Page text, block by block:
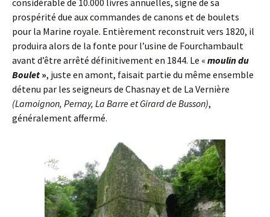
considérable de 10.000 livres annuelles, signe de sa
prospérité due aux commandes de canons et de boulets
pour la Marine royale. Entièrement reconstruit vers 1820, il
produira alors de la fonte pour l’usine de Fourchambault
avant d’être arrêté définitivement en 1844. Le « moulin du
Boulet », juste en amont, faisait partie du même ensemble
détenu par les seigneurs de Chasnay et de La Vernière
(Lamoignon, Pernay, La Barre et Girard de Busson),
généralement affermé.